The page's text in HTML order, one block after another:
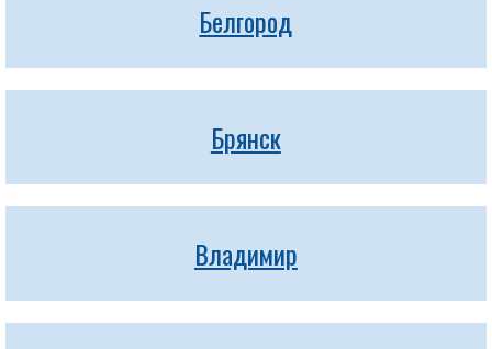
Белгород
Брянск
Владимир